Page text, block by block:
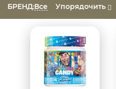
БРЕНД:Все Упорядочить